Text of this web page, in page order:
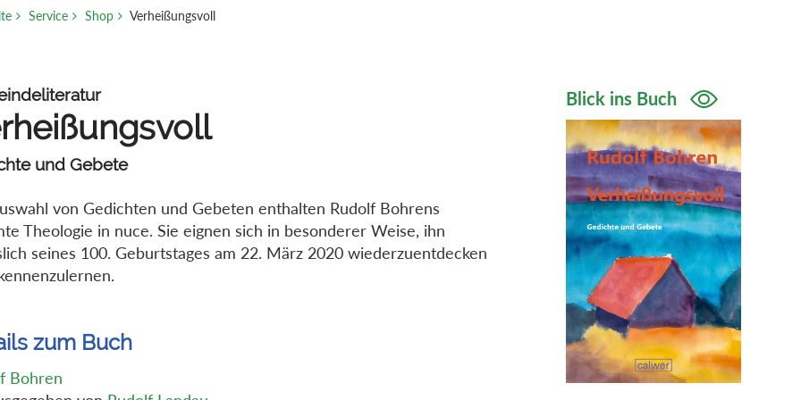
Service Shop Verheißungsvoll
und Gebete
von Gedichten und Gebeten enthalten Rudolf Bohrens
Theologie in nuce. Sie eignen sich in besonderer Weise, ihn
seines 100. Geburtstages am 22. März 2020 wiederzuentdecken
zum Buch
Bohren
Blick ins Buch